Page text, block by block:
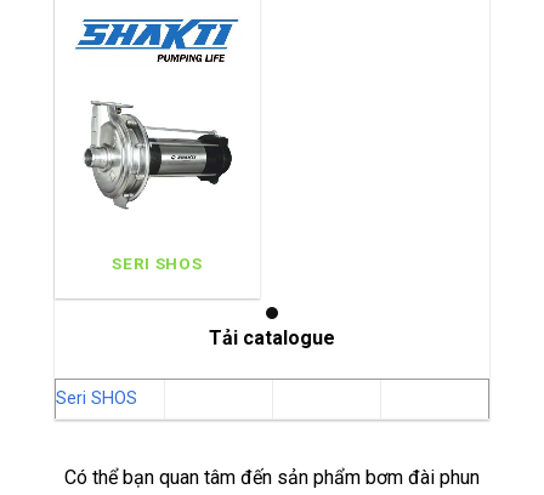
SERI SHOS
Tải catalogue
Seri SHOS
Có thể bạn quan tâm đến sản phẩm bơm đài phun